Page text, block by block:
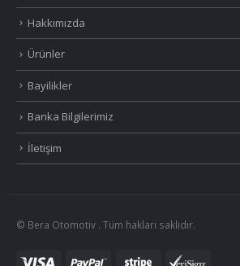
Hakkımızda
Ürünler
Bayilikler
Banka Bilgilerimiz
İletişim
© Bera Otomotiv . Tüm hakları saklıdır.